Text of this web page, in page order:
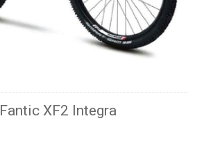
Fantic XF2 Integra